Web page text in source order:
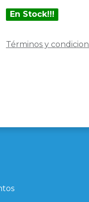
En Stock!!!
Términos y